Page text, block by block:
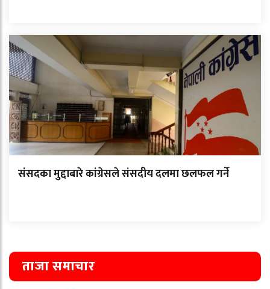
संसदका मुद्दाबारे कांग्रेसले संसदीय दलमा छलफल गर्ने
ताजा समाचार